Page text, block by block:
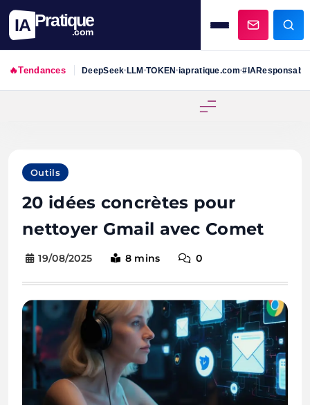
IA Pratique
.com
🔥Tendances DeepSeek•LLM•TOKEN•iapratique.com•#IAResponsable
Outils
20 idées concrètes pour
nettoyer Gmail avec Comet
19/08/2025 8 mins 0